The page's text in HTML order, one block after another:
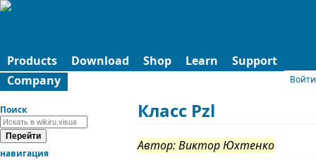
Products Download Shop Learn
Support
Company
Класс Pzl
Автор: Виктор Юхтенко
Поиск
навигация
Войти